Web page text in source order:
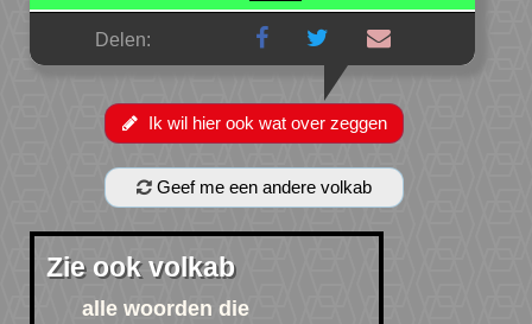
Delen:
Ik wil hier ook wat over zeggen
Geef me een andere volkab
Zie ook volkab
alle woorden die